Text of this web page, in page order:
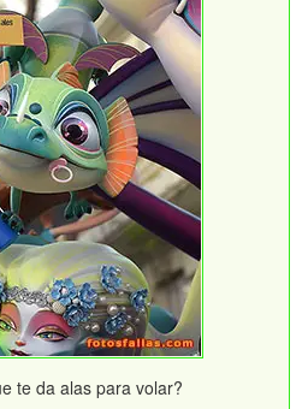
te da alas para volar?